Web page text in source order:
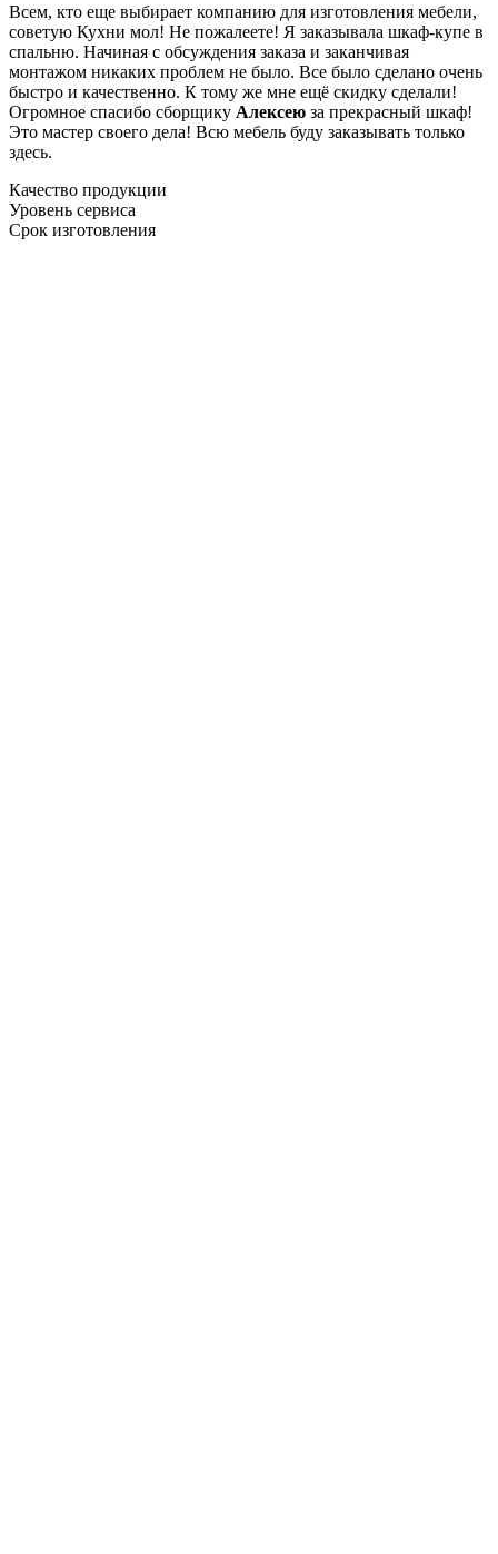
Всем, кто еще выбирает компанию для изготовления мебели,
советую Кухни мол! Не пожалеете! Я заказывала шкаф-купе в
спальню. Начиная с обсуждения заказа и заканчивая
монтажом никаких проблем не было. Все было сделано очень
быстро и качественно. К тому же мне ещё скидку сделали!
Огромное спасибо сборщику Алексею за прекрасный шкаф!
Это мастер своего дела! Всю мебель буду заказывать только
здесь.
Качество продукции
Уровень сервиса
Срок изготовления